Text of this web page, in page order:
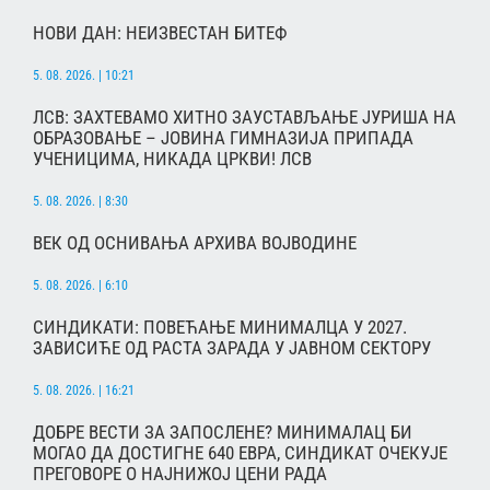
НОВИ ДАН: НЕИЗВЕСТАН БИТЕФ
5. 08. 2026. | 10:21
ЛСВ: ЗАХТЕВАМО ХИТНО ЗАУСТАВЉАЊЕ ЈУРИША НА
ОБРАЗОВАЊЕ – ЈОВИНА ГИМНАЗИЈА ПРИПАДА
УЧЕНИЦИМА, НИКАДА ЦРКВИ! ЛСВ
5. 08. 2026. | 8:30
ВЕК ОД ОСНИВАЊА АРХИВА ВОЈВОДИНЕ
5. 08. 2026. | 6:10
СИНДИКАТИ: ПОВЕЋАЊЕ МИНИМАЛЦА У 2027.
ЗАВИСИЋЕ ОД РАСТА ЗАРАДА У ЈАВНОМ СЕКТОРУ
5. 08. 2026. | 16:21
ДОБРЕ ВЕСТИ ЗА ЗАПОСЛЕНЕ? МИНИМАЛАЦ БИ
МОГАО ДА ДОСТИГНЕ 640 ЕВРА, СИНДИКАТ ОЧЕКУЈЕ
ПРЕГОВОРЕ О НАЈНИЖОЈ ЦЕНИ РАДА